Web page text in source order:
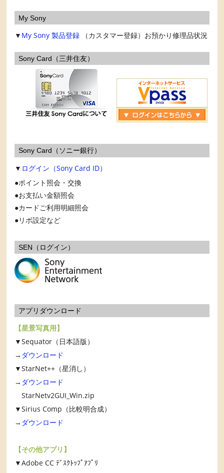
My Sony
▼ My Sony 製品登録 （カスタマー登録）お預かり修理品状況
Sony Card（三井住友）
Sony Card（ソニー銀行）
▼ ログイン（Sony Card ID）
ポイント照会・交換
お支払い金額照会
カードご利用明細照会
リボ設定など
SEN（ログイン）
アプリダウンロード
【星景写真用】
▼Sequator（日本語版）
→ ダウンロード
▼StarNet++（星消し）
→ ダウンロード
StarNetv2GUI_Win.zip
▼Sirius Comp（比較明合成）
→ ダウンロード
【その他アプリ】
▼Adobe CC ﾃﾞｽｸﾄｯﾌﾟｱﾌﾟﾘ